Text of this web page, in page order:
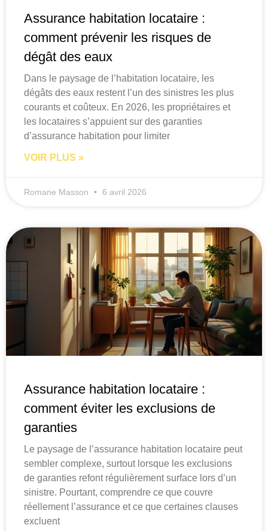
Assurance habitation locataire :
comment prévenir les risques de
dégât des eaux
Dans le paysage de l’habitation locataire, les
dégâts des eaux restent l’un des sinistres les plus
courants et coûteux. En 2026, les propriétaires et
les locataires s’appuient sur des garanties
d’assurance habitation pour limiter
VOIR PLUS »
Romane Masson 6 avril 2026
Assurance habitation locataire :
comment éviter les exclusions de
garanties
Le paysage de l’assurance habitation locataire peut
sembler complexe, surtout lorsque les exclusions
de garanties refont régulièrement surface lors d’un
sinistre. Pourtant, comprendre ce que couvre
réellement l’assurance et ce que certaines clauses
excluent